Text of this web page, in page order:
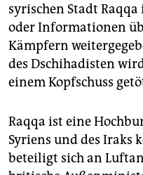
syrischen Stadt
oder Informationen
Kämpfern
des Dschihadisten
einem Kopfschuss
Raqqa ist eine
Syriens und des
beteiligt sich an